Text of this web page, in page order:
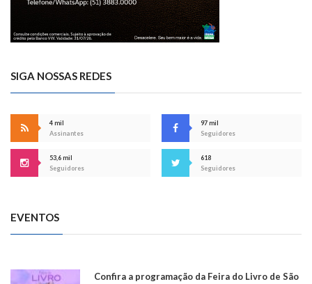
SIGA NOSSAS REDES
4 mil
Assinantes
97 mil
Seguidores
53,6 mil
Seguidores
618
Seguidores
EVENTOS
Confira a programação da Feira do Livro de São